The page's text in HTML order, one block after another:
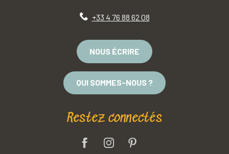
+33 4 76 88 62 08
NOUS ÉCRIRE
QUI SOMMES-NOUS ?
Restez connectés